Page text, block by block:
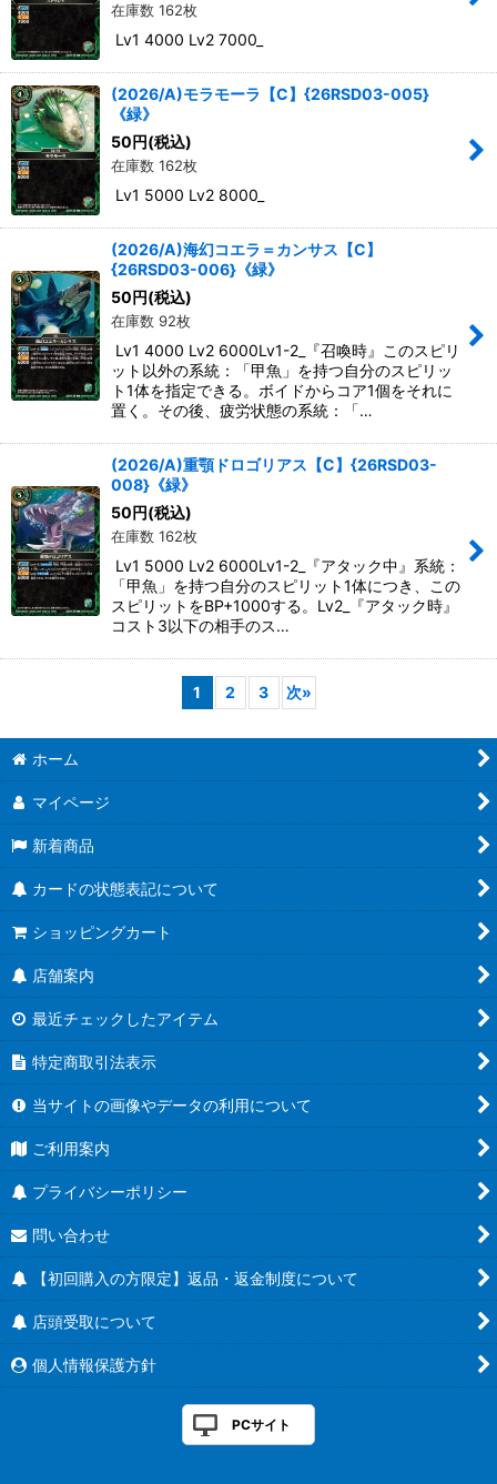
在庫数 162枚
Lv1 4000 Lv2 7000_
(2026/A)モラモーラ【C】{26RSD03-005}
《緑》
50円(税込)
在庫数 162枚
Lv1 5000 Lv2 8000_
(2026/A)海幻コエラ＝カンサス【C】
{26RSD03-006}《緑》
50円(税込)
在庫数 92枚
Lv1 4000 Lv2 6000Lv1-2_『召喚時』このスピリ
ット以外の系統：「甲魚」を持つ自分のスピリッ
ト1体を指定できる。ボイドからコア1個をそれに
置く。その後、疲労状態の系統：「…
(2026/A)重顎ドロゴリアス【C】{26RSD03-
008}《緑》
50円(税込)
在庫数 162枚
Lv1 5000 Lv2 6000Lv1-2_『アタック中』系統：
「甲魚」を持つ自分のスピリット1体につき、この
スピリットをBP+1000する。Lv2_『アタック時』
コスト3以下の相手のス…
1 2 3 次»
ホーム
マイページ
新着商品
カードの状態表記について
ショッピングカート
店舗案内
最近チェックしたアイテム
特定商取引法表示
当サイトの画像やデータの利用について
ご利用案内
プライバシーポリシー
問い合わせ
【初回購入の方限定】返品・返金制度について
店頭受取について
個人情報保護方針
PCサイト